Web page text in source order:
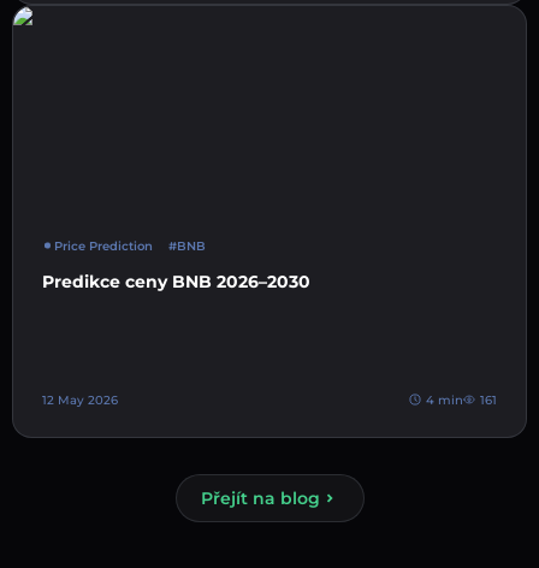
Price Prediction #BNB
Predikce ceny BNB 2026–2030
12 May 2026 4 min 161
Přejít na blog